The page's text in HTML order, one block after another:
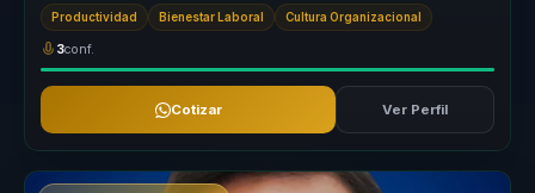
empoderamiento maternal. ...
Productividad Bienestar Laboral Cultura Organizacional
3conf.
Cotizar Ver Perfil